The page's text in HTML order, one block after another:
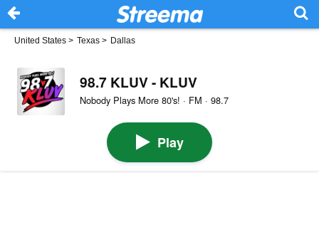
United States > Texas > Dallas
98.7 KLUV - KLUV
Nobody Plays More 80's! · FM · 98.7
Play